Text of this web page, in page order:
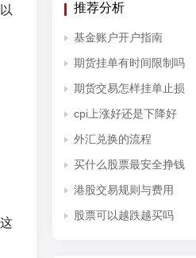
推荐分析
基金账户开户指南
期货挂单有时间限制吗
期货交易怎样挂单止损
cpi上涨好还是下降好
外汇兑换的流程
买什么股票最安全挣钱
港股交易规则与费用
股票可以越跌越买吗